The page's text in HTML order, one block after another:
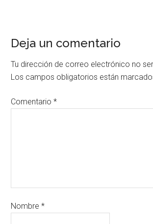
Deja un comentario
Tu dirección de correo electrónico no
Los campos obligatorios están
Comentario*
Nombre*